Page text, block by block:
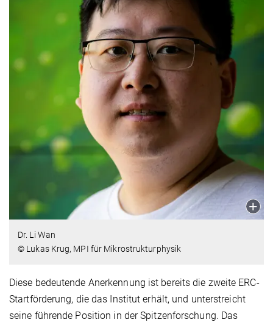
Dr. Li Wan
© Lukas Krug, MPI für Mikrostrukturphysik
Diese bedeutende Anerkennung ist bereits die zweite ERC-
Startförderung, die das Institut erhält, und unterstreicht
seine führende Position in der Spitzenforschung. Das